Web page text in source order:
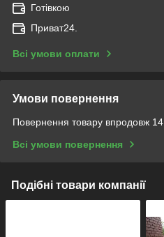
Готівкою
Приват24.
Всі умови оплати
Умови повернення
Повернення товару впродовж 14
Всі умови повернення
Подібні товари компанії